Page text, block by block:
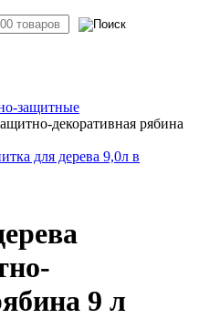
защитные
декоративная рябина
9 л